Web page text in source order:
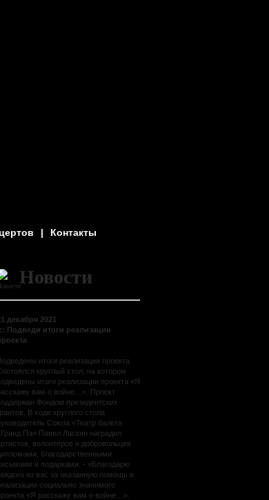
| Контакты
Новости
декабря 2021
Подведи итоги реализации
итоги реализации проекта
круглый стол, на котором
итоги реализации проекта «Я
вам о войне…». Проект
Фондом президентских
В ходе круглого стола
Союза «Театр балета
Па» Павел Ласкин наградил
волонтеров и добровольцев
благодарственными
и подарками. - «Благодарю
из вас за оказанную помощь в
социально значимого
«Я расскажу вам о войне…».